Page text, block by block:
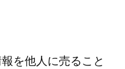
を他人に売ること